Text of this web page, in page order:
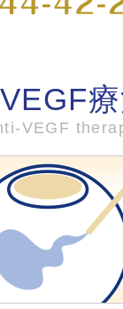
VEGF